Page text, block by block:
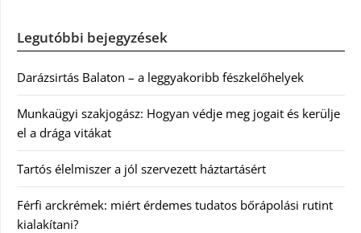
Legutóbbi bejegyzések
Darázsirtás Balaton – a leggyakoribb fészkelőhelyek
Munkaügyi szakjogász: Hogyan védje meg jogait és kerülje
el a drága vitákat
Tartós élelmiszer a jól szervezett háztartásért
Férfi arckrémek: miért érdemes tudatos bőrápolási rutint
kialakítani?